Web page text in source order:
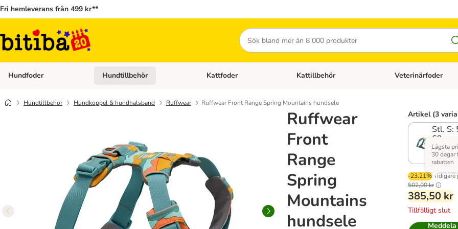
Fri hemleverans från 499 kr**
Sök
Hundfoder Open category menu: Hundfoder
Hundtillbehör Open category menu: Hundtillbehör
Kattfoder Open category menu: Kattfoder
Kattillbehör Open category menu:
Veterinärfoder
Hundtillbehör Hundkoppel & hundhalsband Ruffwear Ruffwear Front Range Spring Mountains hundsele
Ruffwear
Front
Range
Spring
Mountains
hundsele
Artikel (3
Stl. S:
69 cm
-23.21% Tidigare
502,00 kr
Lägsta
30 dagar
rabatten
385,50 kr
Tillfälligt slut